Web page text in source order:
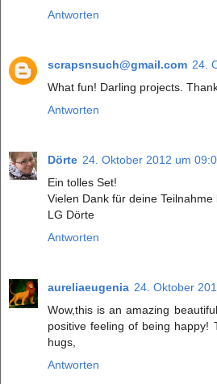
Antworten
scrapsnsuch@gmail.com 24.
What fun! Darling projects.
Antworten
Dörte 24. Oktober 2012 um
Ein tolles Set!
Vielen Dank für deine Teilnahme
LG Dörte
Antworten
aureliaeugenia 24. Oktober
Wow,this is an amazing
positive feeling of being happy!
hugs,
Antworten